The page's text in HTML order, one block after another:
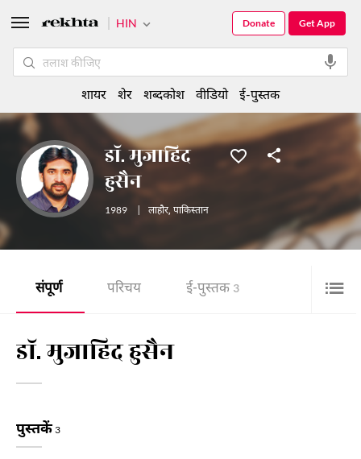
डॉ. मुजाहिद
हुसैन
1989 लाहौर,पाकिस्तान
संपूर्ण परिचय ई-पुस्तक 3
डॉ. मुजाहिद हुसैन
पुस्तकें 3
HIN Get App
Donate
शायर शेर शब्दकोश वीडियो ई-पुस्तक